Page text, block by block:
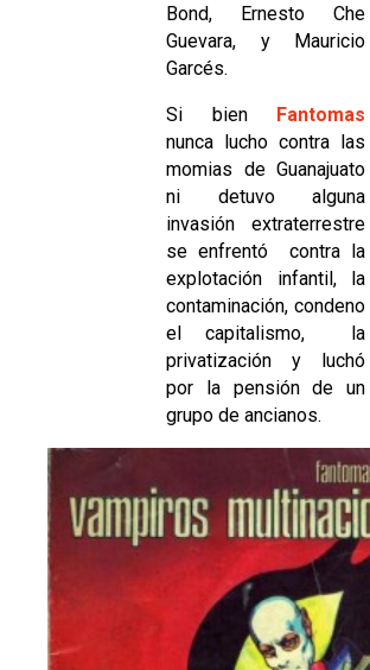
Bond, Ernesto Che
Guevara, y Mauricio
Garcés.
Si bien Fantomas
nunca lucho contra las
momias de Guanajuato
ni detuvo alguna
invasión extraterrestre
se enfrentó contra la
explotación infantil, la
contaminación, condeno
el capitalismo, la
privatización y luchó
por la pensión de un
grupo de ancianos.